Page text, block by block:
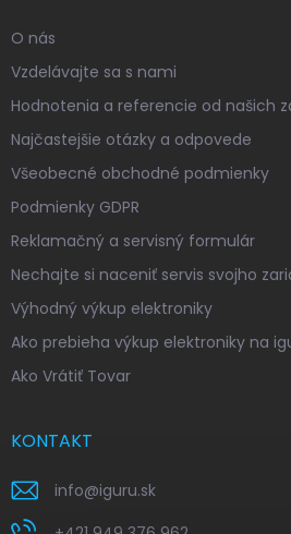
O nás
Vzdelávajte sa s nami
Hodnotenia a referencie od našich
Najčastejšie otázky a odpovede
Všeobecné obchodné podmienky
Podmienky GDPR
Reklamačný a servisný formulár
Nechajte si naceniť servis svojho
Výhodný výkup elektroniky
Ako prebieha výkup elektroniky na
Ako Vrátiť Tovar
KONTAKT
info@iguru.sk